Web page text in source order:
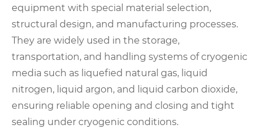
equipment with special material selection,
structural design, and manufacturing processes.
They are widely used in the storage,
transportation, and handling systems of cryogenic
media such as liquefied natural gas, liquid
nitrogen, liquid argon, and liquid carbon dioxide,
ensuring reliable opening and closing and tight
sealing under cryogenic conditions.